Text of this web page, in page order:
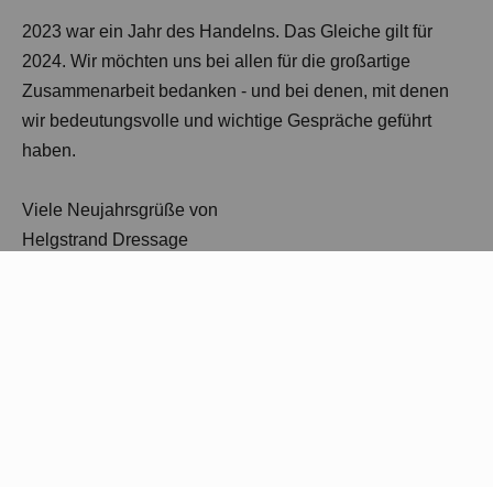
2023 war ein Jahr des Handelns. Das Gleiche gilt für
2024. Wir möchten uns bei allen für die großartige
Zusammenarbeit bedanken - und bei denen, mit denen
wir bedeutungsvolle und wichtige Gespräche geführt
haben.
Viele Neujahrsgrüße von
Helgstrand Dressage